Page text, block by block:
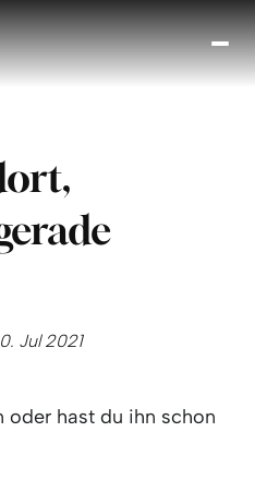
Jul 2021
oder hast du ihn schon